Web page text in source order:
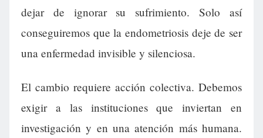
dejar de ignorar su sufrimiento. Solo así
conseguiremos que la endometriosis deje de ser
una enfermedad invisible y silenciosa.
El cambio requiere acción colectiva. Debemos
exigir a las instituciones que inviertan en
investigación y en una atención más humana.